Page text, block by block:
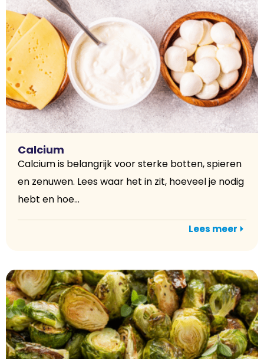
Calcium
Calcium is belangrijk voor sterke botten, spieren
en zenuwen. Lees waar het in zit, hoeveel je nodig
hebt en hoe...
Lees meer